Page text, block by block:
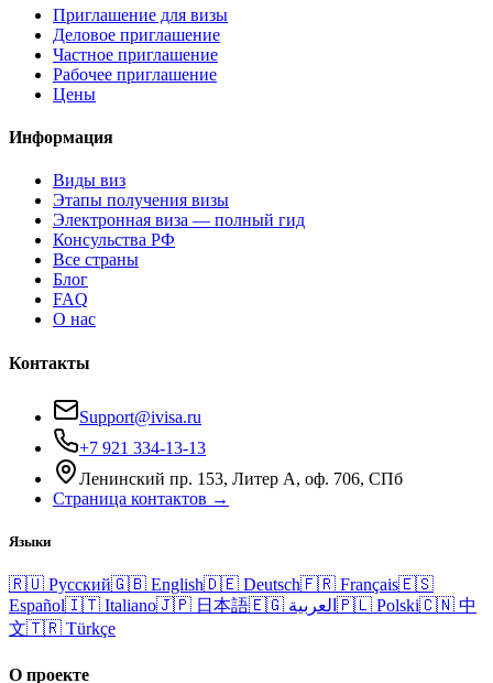
Приглашение для визы
Деловое приглашение
Частное приглашение
Рабочее приглашение
Цены
Информация
Виды виз
Этапы получения визы
Электронная виза — полный гид
Консульства РФ
Все страны
Блог
FAQ
О нас
Контакты
Support@ivisa.ru
+7 921 334-13-13
Ленинский пр. 153, Литер А, оф. 706, СПб
Страница контактов →
Языки
🇷🇺 Русский🇬🇧 English🇩🇪 Deutsch🇫🇷 Français🇪🇸
Español🇮🇹 Italiano🇯🇵 日本語🇪🇬 العربية 🇵🇱 Polski🇨🇳 中
文🇹🇷 Türkçe
О проекте